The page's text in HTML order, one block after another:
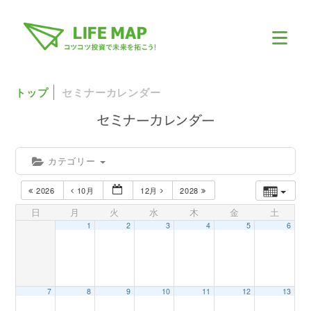
トップ セミナーカレンダー
カテゴリー
2026 10月 12月 2028
日 月 火 水 木 金 土
1 2 3 4 5 6
7 8 9 10 11 12 13